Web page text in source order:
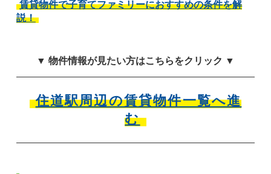
賃貸物件で子育てファミリーにおすすめの条件を解
説！
▼ 物件情報が見たい方はこちらをクリック ▼
住道駅周辺の賃貸物件一覧へ進
む